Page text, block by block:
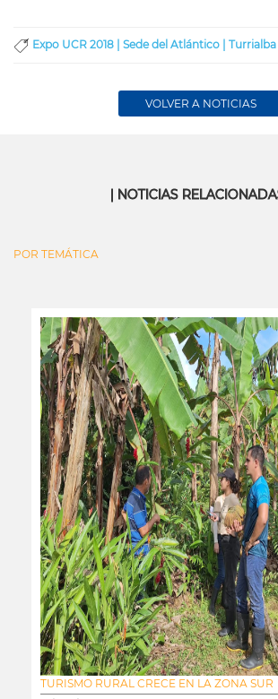
Expo UCR 2018 | Sede del Atlántico | Turrialba |
VOLVER A NOTICIAS
| NOTICIAS
POR TEMÁTICA
TURISMO RURAL CRECE EN LA ZONA SUR